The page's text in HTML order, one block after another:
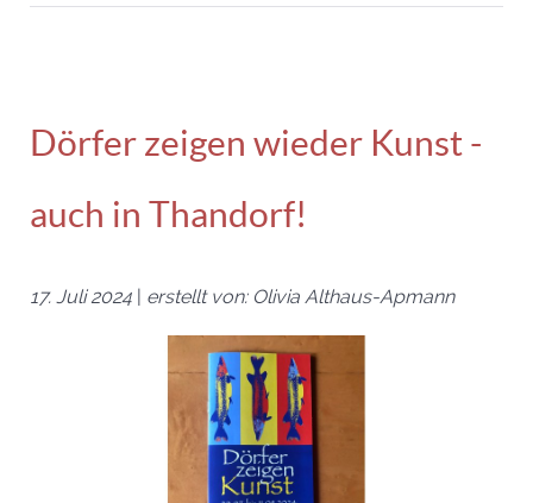
Dörfer zeigen wieder Kunst -
auch in Thandorf!
17. Juli 2024 | erstellt von: Olivia Althaus-Apmann